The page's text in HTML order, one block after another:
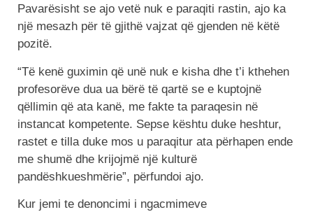
Pavarësisht se ajo vetë nuk e paraqiti rastin, ajo ka
një mesazh për të gjithë vajzat që gjenden në këtë
pozitë.
“Të kenë guximin që unë nuk e kisha dhe t’i kthehen
profesorëve dua ua bërë të qartë se e kuptojnë
qëllimin që ata kanë, me fakte ta paraqesin në
instancat kompetente. Sepse kështu duke heshtur,
rastet e tilla duke mos u paraqitur ata përhapen ende
me shumë dhe krijojmë një kulturë
pandëshkueshmërie”, përfundoi ajo.
Kur jemi te denoncimi i ngacmimeve